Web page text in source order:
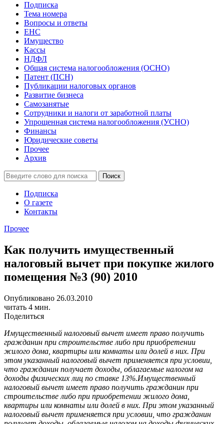
Подписка
Тема номера
Вопросы и ответы
ЕНС
Имущество
Кассы
НДФЛ
Общая система налогообложения (ОСНО)
Патент (ПСН)
Публикации налоговых органов
Развитие бизнеса
Самозанятые
Сотрудники и налоги от заработной платы
Упрощенная система налогообложения (УСНО)
Финансы
Юридические советы
Прочее
Архив
Подписка
О газете
Контакты
Прочее
Как получить имущественный
налоговый вычет при покупке жилого
помещения №3 (90) 2010
Опубликовано 26.03.2010
читать 4 мин.
Поделиться
Имущественный налоговый вычет имеет право получить
гражданин при строительстве либо при приобретении
жилого дома, квартиры или комнаты или долей в них. При
этом указанный налоговый вычет применяется при условии,
что гражданин получает доходы, облагаемые налогом на
доходы физических лиц по ставке 13%.Имущественный
налоговый вычет имеет право получить гражданин при
строительстве либо при приобретении жилого дома,
квартиры или комнаты или долей в них. При этом указанный
налоговый вычет применяется при условии, что гражданин